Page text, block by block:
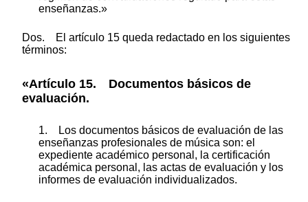
enseñanzas.»
Dos. El artículo 15 queda redactado en los siguientes
términos:
«Artículo 15. Documentos básicos de
evaluación.
1. Los documentos básicos de evaluación de las
enseñanzas profesionales de música son: el
expediente académico personal, la certificación
académica personal, las actas de evaluación y los
informes de evaluación individualizados.